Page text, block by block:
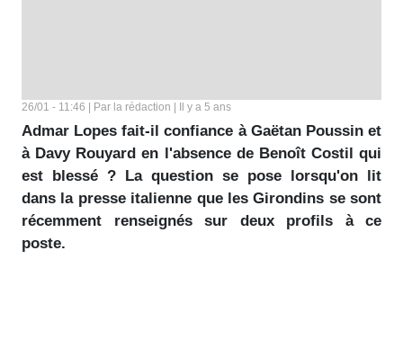
26/01 - 11:46 | Par la rédaction | Il y a 5 ans
Admar Lopes fait-il confiance à Gaëtan Poussin et
à Davy Rouyard en l'absence de Benoît Costil qui
est blessé ? La question se pose lorsqu'on lit
dans la presse italienne que les Girondins se sont
récemment renseignés sur deux profils à ce
poste.